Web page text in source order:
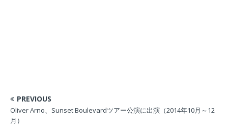
PREVIOUS
Oliver Arno、Sunset Boulevardツアー公演に出演（2014年10月～12
月）